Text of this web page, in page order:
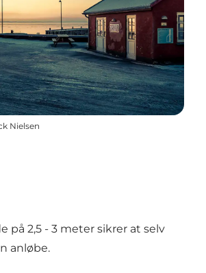
Nielsen
på 2,5 - 3 meter sikrer at selv
anløbe.